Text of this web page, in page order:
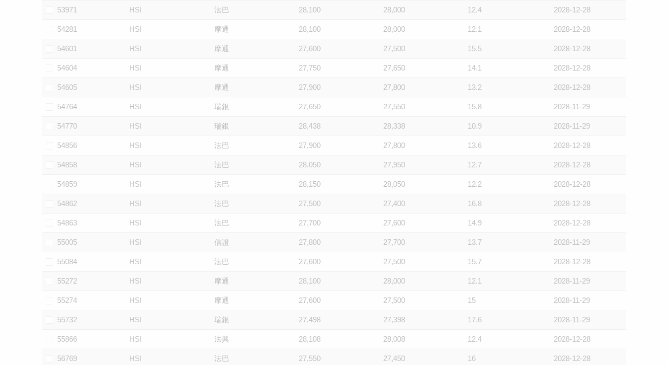
53971 HSI 法巴 28,100 28,000 12.4 2028-12-28
54281 HSI 摩通 28,100 28,000 12.1 2028-12-28
54601 HSI 摩通 27,600 27,500 15.5 2028-12-28
54604 HSI 摩通 27,750 27,650 14.1 2028-12-28
54605 HSI 摩通 27,900 27,800 13.2 2028-12-28
54764 HSI 瑞銀 27,650 27,550 15.8 2028-11-29
54770 HSI 瑞銀 28,438 28,338 10.9 2028-11-29
54856 HSI 法巴 27,900 27,800 13.6 2028-12-28
54858 HSI 法巴 28,050 27,950 12.7 2028-12-28
54859 HSI 法巴 28,150 28,050 12.2 2028-12-28
54862 HSI 法巴 27,500 27,400 16.8 2028-12-28
54863 HSI 法巴 27,700 27,600 14.9 2028-12-28
55005 HSI 信證 27,800 27,700 13.7 2028-11-29
55084 HSI 法巴 27,600 27,500 15.7 2028-12-28
55272 HSI 摩通 28,100 28,000 12.1 2028-11-29
55274 HSI 摩通 27,600 27,500 15 2028-11-29
55732 HSI 瑞銀 27,498 27,398 17.6 2028-11-29
55866 HSI 法興 28,108 28,008 12.4 2028-12-28
56769 HSI 法巴 27,550 27,450 16 2028-12-28